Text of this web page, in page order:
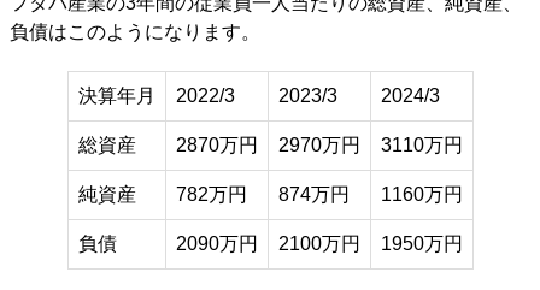
負債はこのようになります。
決算年月 2022/3 2023/3 2024/3
総資産 2870万円 2970万円 3110万円
純資産 782万円 874万円 1160万円
負債 2090万円 2100万円 1950万円